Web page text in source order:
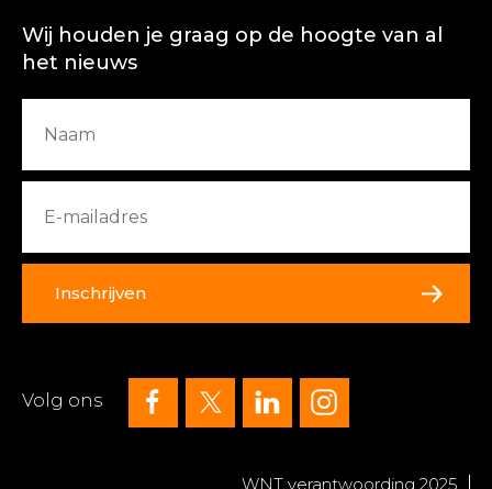
Wij houden je graag op de hoogte van al
het nieuws
Inschrijven
Volg ons
WNT verantwoording 2025